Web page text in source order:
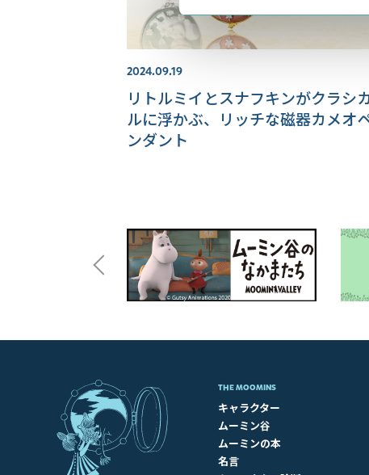
2024.09.19
リトルミイとスナフキンがクラシカ
ルに浮かぶ、リッチな磁器カメオ
ンダント
THE MOOMINS
キャラクター
ムーミン谷
ムーミンの本
名言